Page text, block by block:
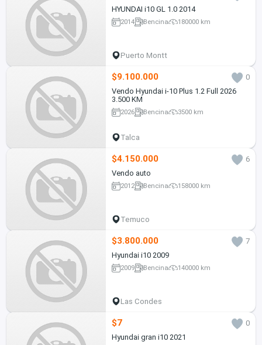
HYUNDAI i10 GL 1.0 2014
2014 Bencina 180000 km
Puerto Montt
$9.100.000
0
Vendo Hyundai i-10 Plus 1.2 Full 2026
3.500 KM
2026 Bencina 3500 km
Talca
$4.150.000
6
Vendo auto
2012 Bencina 158000 km
Temuco
$3.800.000
7
Hyundai i10 2009
2009 Bencina 140000 km
Las Condes
$7
0
Hyundai gran i10 2021